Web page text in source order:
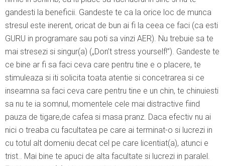
gandesti la beneficii. Gandeste te ca la orice loc de munca
stresul este inerent, oricat de bun ai fi la ceea ce faci (ca esti
GURU in programare sau poti sa vinzi AER). Nu trebuie sa te
mai stresezi si singur(a) („Don’t stress yourself!”). Gandeste te
ce bine ar fi sa faci ceva care pentru tine e o placere, te
stimuleaza si iti solicita toata atentie si concetrarea si ce
inseamna sa faci ceva care pentru tine e un chin, te chinuiesti
sa nu te ia somnul, momentele cele mai distractive fiind
pauza de tigare,de cafea si masa pranz. Daca efectiv nu ai
nici o treaba cu facultatea pe care ai terminat-o si lucrezi in
cu totul alt domeniu decat cel pe care licentiat(a), atunci e
trist.. Mai bine te apuci de alta facultate si lucrezi in paralel.